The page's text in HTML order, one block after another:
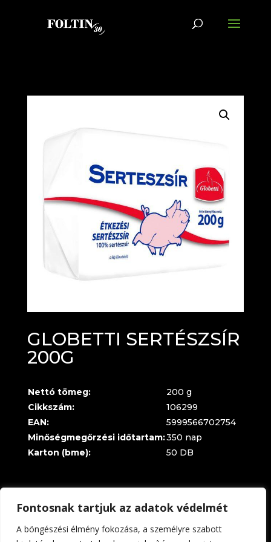
Fontosnak tartjuk az adatok védelmét
A böngészési élmény fokozása, a személyre szabott
GLOBETTI SERTÉSZSÍR
200G
Nettó tömeg:
200 g
Cikkszám:
106299
EAN:
5999566702754
Minőségmegőrzési időtartam:350 nap
Karton (bme):
50 DB